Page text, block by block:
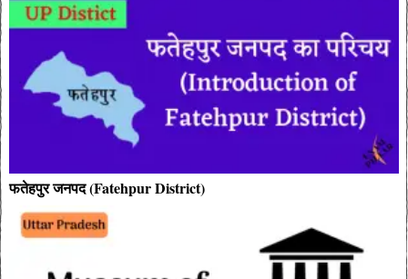
फतेहपुर जनपद (Fatehpur District)